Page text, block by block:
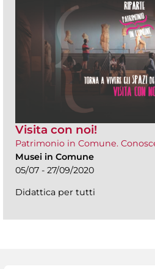
Visita con noi!
Patrimonio in Comune.
Musei in Comune
05/07 - 27/09/2020
Didattica per tutti